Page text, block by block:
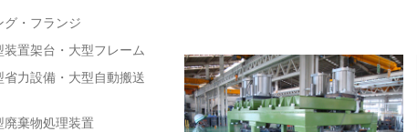
グ・フランジ
装置架台・大型フレーム
省力設備・大型自動搬送
廃棄物処理装置